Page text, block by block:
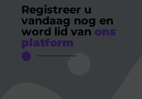
Registreer u
vandaag nog en
word lid van ons
platform